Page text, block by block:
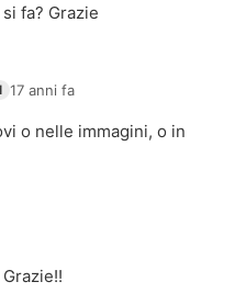
fa? Grazie
17 anni fa
o nelle immagini, o in
Grazie!!